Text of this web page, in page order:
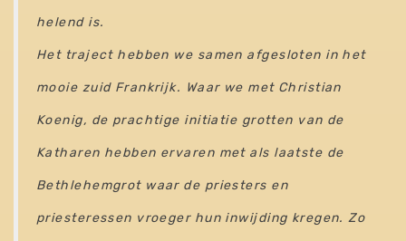
helend is.
Het traject hebben we samen afgesloten in het
mooie zuid Frankrijk. Waar we met Christian
Koenig, de prachtige initiatie grotten van de
Katharen hebben ervaren met als laatste de
Bethlehemgrot waar de priesters en
priesteressen vroeger hun inwijding kregen. Zo